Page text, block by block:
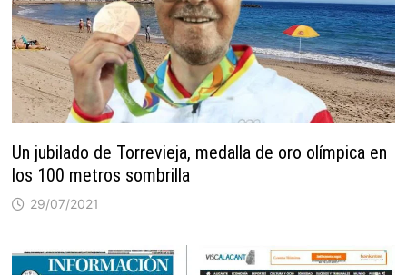
Un jubilado de Torrevieja, medalla de oro olímpica en
los 100 metros sombrilla
29/07/2021